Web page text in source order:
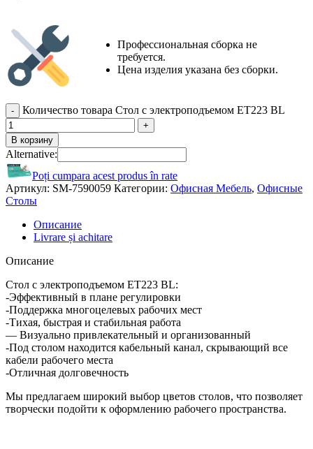
Профессиональная сборка не
требуется.
Цена изделия указана без сборки.
Количество товара Стол с электроподъемом ET223 BL
В корзину
Alternative:
Poți cumpara acest produs în rate
Артикул: SM-7590059 Категории: Офисная Мебель, Офисные
Столы
Описание
Livrare și achitare
Описание
Стол с электроподъемом ET223 BL:
-Эффективный в плане регулировки
-Поддержка многоцелевых рабочих мест
-Тихая, быстрая и стабильная работа
— Визуально привлекательный и организованный
-Под столом находится кабельный канал, скрывающий все
кабели рабочего места
-Отличная долговечность
Мы предлагаем широкий выбор цветов столов, что позволяет
творчески подойти к оформлению рабочего пространства.